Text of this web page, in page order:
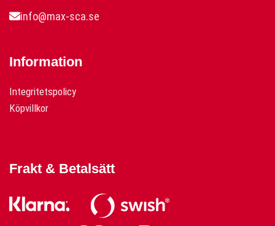
info@max-sca.se
Information
Integritetspolicy
Köpvillkor
Frakt & Betalsätt